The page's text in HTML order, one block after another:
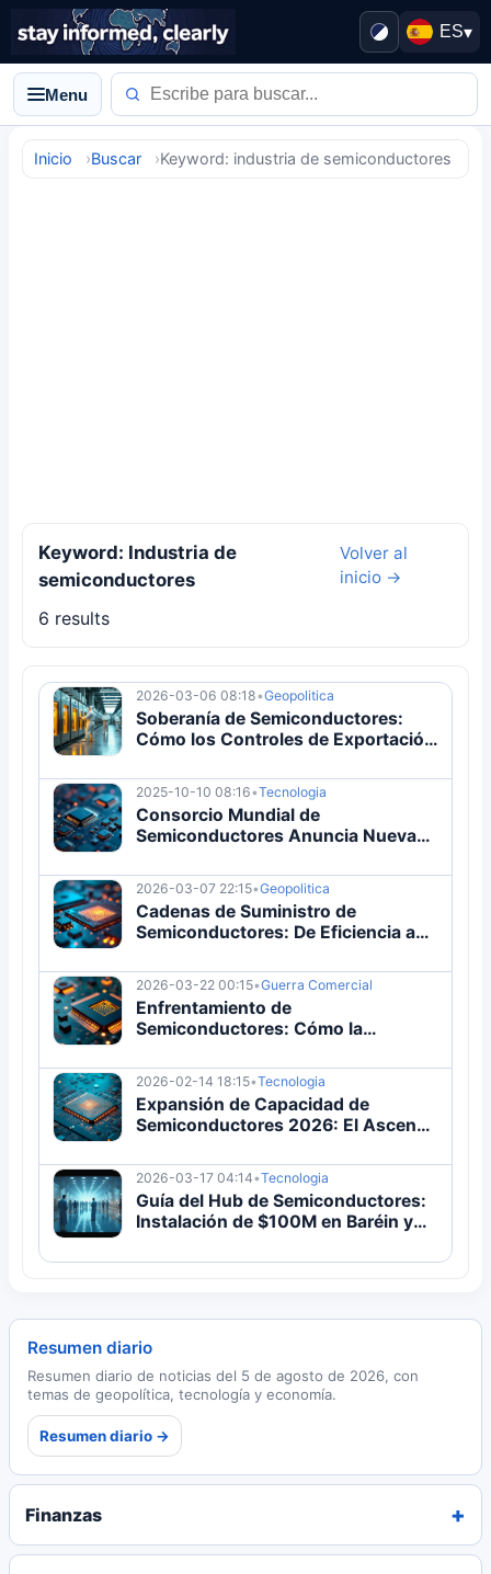
ES▾
Menu
Inicio Buscar Keyword: industria de semiconductores
Keyword: Industria de
semiconductores
Volver al
inicio →
6 results
2026-03-06 08:18•Geopolitica
Soberanía de Semiconductores:
Cómo los Controles de Exportación
2025-10-10 08:16•Tecnologia
Consorcio Mundial de
Semiconductores Anuncia Nuevas
2026-03-07 22:15•Geopolitica
Cadenas de Suministro de
Semiconductores: De Eficiencia a
2026-03-22 00:15•Guerra Comercial
Enfrentamiento de
Semiconductores: Cómo la
China Remodela Cadenas Globales
| Análisis
2026-02-14 18:15•Tecnologia
Expansión de Capacidad de
Semiconductores 2026: El Ascenso
2026-03-17 04:14•Tecnologia
Guía del Hub de Semiconductores:
Instalación de $100M en Baréin y
Resumen diario
Resumen diario de noticias del 5 de agosto de 2026, con
temas de geopolítica, tecnología y economía.
Resumen diario →
Finanzas